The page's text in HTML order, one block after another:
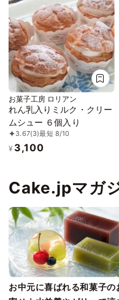
お菓子工房 ロリアン
れん乳入りミルク・クリー
ムシュー ６個入り
3.67(3)最短 8/10
¥ 3,100
Cake.jpマガ
お中元に喜ばれる和菓子の